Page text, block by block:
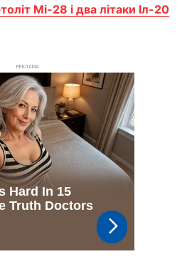
Мі-28 і два літаки Іл-20
РЕКЛАМА